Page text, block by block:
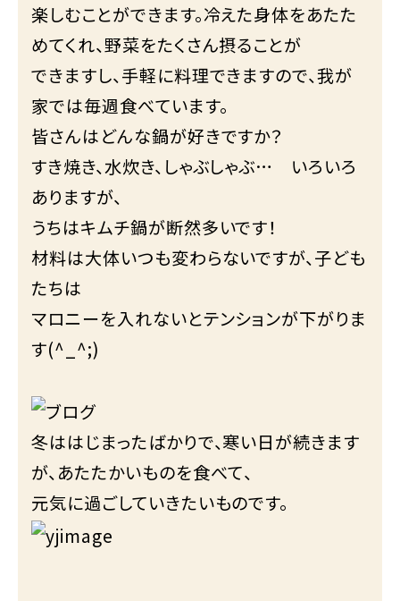
楽しむことができます。冷えた身体をあたた
めてくれ、野菜をたくさん摂ることが
できますし、手軽に料理できますので、我が
家では毎週食べています。
皆さんはどんな鍋が好きですか？
すき焼き、水炊き、しゃぶしゃぶ… いろいろ
ありますが、
うちはキムチ鍋が断然多いです！
材料は大体いつも変わらないですが、子ども
たちは
マロニーを入れないとテンションが下がりま
す(^_^;)
冬ははじまったばかりで、寒い日が続きます
が、あたたかいものを食べて、
元気に過ごしていきたいものです。